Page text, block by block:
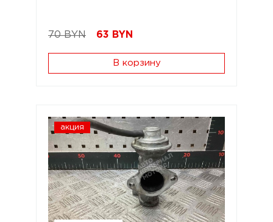
70 BYN 63 BYN
В корзину
акция